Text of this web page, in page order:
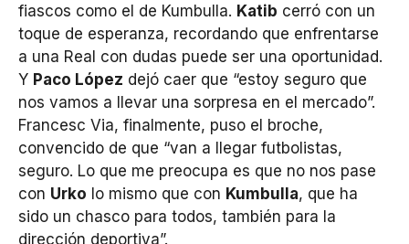
fiascos como el de Kumbulla. Katib cerró con un
toque de esperanza, recordando que enfrentarse
a una Real con dudas puede ser una oportunidad.
Y Paco López dejó caer que “estoy seguro que
nos vamos a llevar una sorpresa en el mercado”.
Francesc Via, finalmente, puso el broche,
convencido de que “van a llegar futbolistas,
seguro. Lo que me preocupa es que no nos pase
con Urko lo mismo que con Kumbulla, que ha
sido un chasco para todos, también para la
dirección deportiva”.